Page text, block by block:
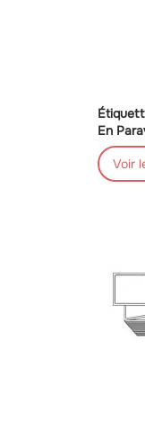
En
Voir